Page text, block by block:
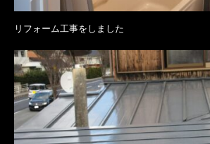
リフォーム工事をしました